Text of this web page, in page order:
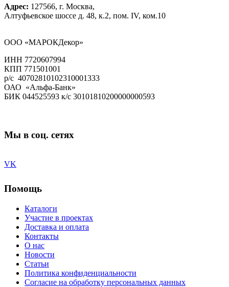
Адрес: 127566, г. Москва,
Алтуфьевское шоссе д. 48, к.2, пом. IV, ком.10
ООО «МАРОКДекор»
ИНН 7720607994
КПП 771501001
р/с 40702810102310001333
ОАО «Альфа-Банк»
БИК 044525593 к/с 30101810200000000593
Мы в соц. сетях
VK
Помощь
Каталоги
Участие в проектах
Доставка и оплата
Контакты
О нас
Новости
Статьи
Политика конфиденциальности
Согласие на обработку персональных данных